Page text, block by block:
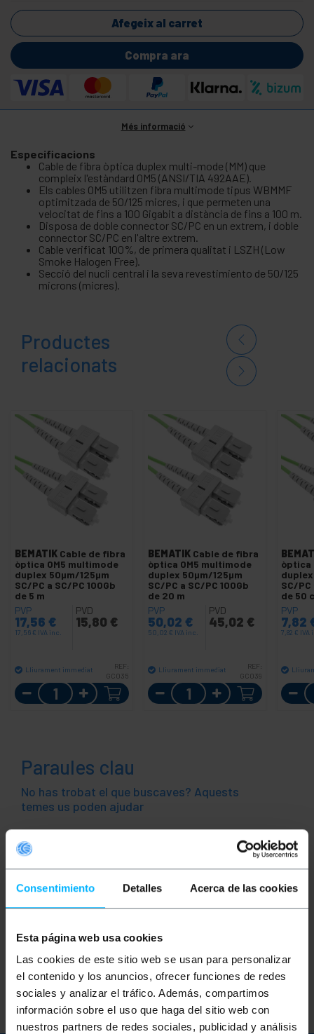
Consentimiento Detalles Acerca de las cookies
Esta página web usa cookies
Las cookies de este sitio web se usan para personalizar
el contenido y los anuncios, ofrecer funciones de redes
sociales y analizar el tráfico. Además, compartimos
información sobre el uso que haga del sitio web con
nuestros partners de redes sociales, publicidad y análisis
Afegeix al carret
Compra ara
Més informació
Especificacions
Cable de fibra òptica duplex multi-mode (MM) que
compleix l'estàndard OM5 (ANSI/TIA 492AAE).
Els cables OM5 utilitzen fibra multimode tipus WBMMF
optimitzada de 50/125 micres, i que permeten una
velocitat de fins a 100 Gigabit a distància de fins a 100 m.
Disposa de doble connector SC/PC en un extrem, i doble
connector SC/PC en l'altre extrem.
Cable verificat 100%, de primera qualitat i LSZH (Low
Smoke Halogen Free).
Secció del nucli central i la seva revestimiento de 50/125
microns (micres).
Productes
relacionats
BEMATIK Cable de fibra
òptica OM5 multimode
duplex 50µm/125µm
SC/PC a SC/PC 100Gb
de 5 m
PVP
17,56 €
17,56 € IVA inc.
PVD
15,80 €
Lliurament immediat
REF:
GC035
Quantitat
BEMATIK Cable de fibra
òptica OM5 multimode
duplex 50µm/125µm
SC/PC a SC/PC 100Gb
de 20 m
PVP
50,02 €
50,02 € IVA inc.
PVD
45,02 €
Lliurament immediat
REF:
GC039
Quantitat
òptica
SC/PC
de 50
PVP
7,82
7,82 € IVA
Paraules clau
No has trobat el que buscaves? Aquests
temes us poden ajudar
vodafone jazztel ono imagenio
fibra òptica